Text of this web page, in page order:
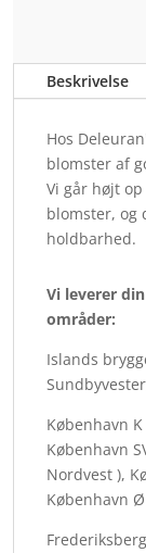
Beskrivelse
Hos
blomster af
Vi går højt
blomster, og
holdbarhed.
Vi leverer
områder:
Islands
København
København
Nordvest ),
København